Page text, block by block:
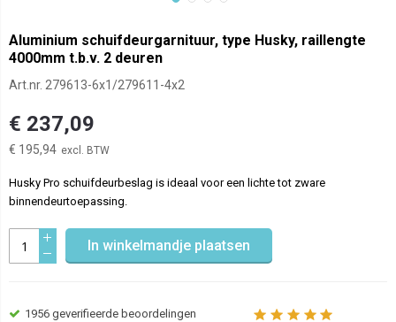
Aluminium schuifdeurgarnituur, type Husky, raillengte
4000mm t.b.v. 2 deuren
Art.nr. 279613-6x1/279611-4x2
€ 237,09
€ 195,94
Husky Pro schuifdeurbeslag is ideaal voor een lichte tot zware
binnendeurtoepassing.
In winkelmandje plaatsen
1956 geverifieerde beoordelingen